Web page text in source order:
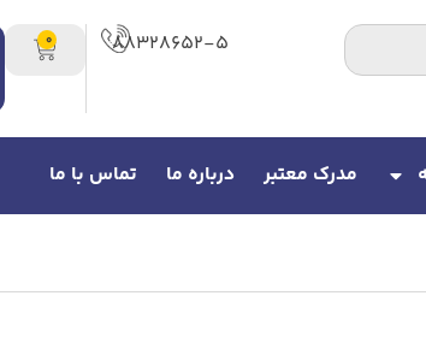
0 ۸۸۳۲۸۶۵۲-۵
مدرک معتبر درباره ما تماس با ما